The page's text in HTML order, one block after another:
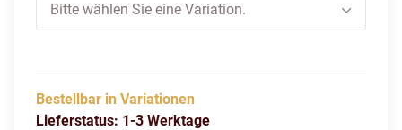
Bitte wählen Sie eine Variation.
Bestellbar in Variationen
Lieferstatus: 1-3 Werktage